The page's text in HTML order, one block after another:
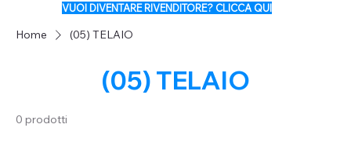
VUOI DIVENTARE RIVENDITORE? CLICCA QUI
Home (05) TELAIO
(05) TELAIO
0 prodotti